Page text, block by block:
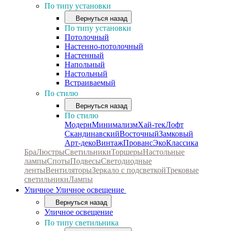
По типу установки
Вернуться назад
По типу установки
Потолочный
Настенно-потолочный
Настенный
Напольный
Настольный
Встраиваемый
По стилю
Вернуться назад
По стилю
МодернМинимализмХай-текЛофт
СкандинавскийВосточныйЗамковый
Арт-декоВинтажПровансЭкоКлассика
БраЛюстрыСветильникиТоршерыНастольные
лампыСпотыПодвесыСветодиодные
лентыВентиляторыЗеркало с подсветкойТрековые
светильникиЛампы
Уличное Уличное освещение
Вернуться назад
Уличное освещение
По типу светильника